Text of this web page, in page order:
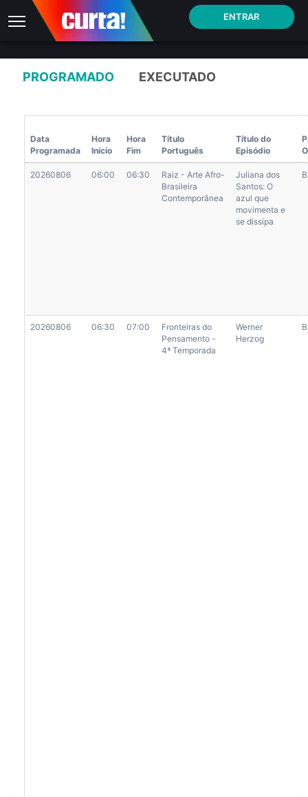
ENTRAR
GRADE DE PROGRAMAÇÃO (FORMATO ANCINE)
PROGRAMADO EXECUTADO
Data
Programada
Hora
Início
Hora
Fim
Título
Português
Título do
Episódio
20260806 06:00 06:30
Raiz - Arte Afro-
Brasileira
Contemporânea
Juliana dos
Santos: O
azul que
movimenta e
se dissipa
20260806 06:30 07:00
Fronteiras do
Pensamento -
4ª Temporada
Werner
Herzog